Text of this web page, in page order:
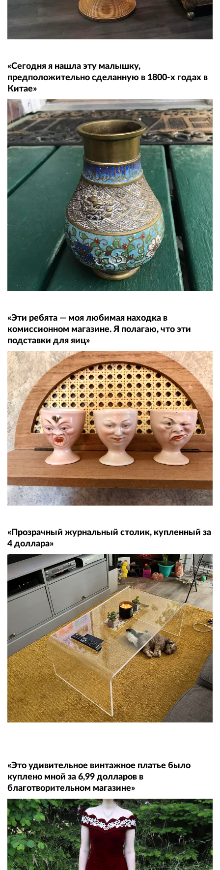
«Сегодня я нашла эту малышку,
предположительно сделанную в 1800-х годах в
Китае»
«Эти ребята — моя любимая находка в
комиссионном магазине. Я полагаю, что эти
подставки для яиц»
«Прозрачный журнальный столик, купленный за
4 доллара»
«Это удивительное винтажное платье было
куплено мной за 6,99 долларов в
благотворительном магазине»